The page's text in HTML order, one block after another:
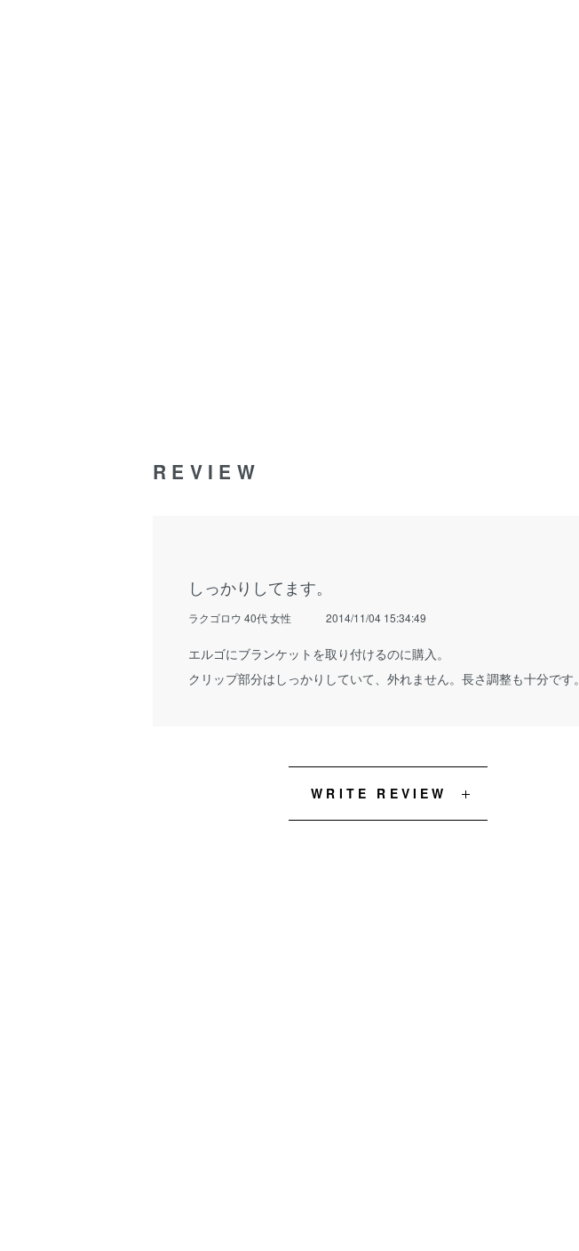
REVIEW
しっかりしてます。
ラクゴロウ 40代 女性 2014/11/04 15:34:49
エルゴにブランケットを取り付けるのに購入。
クリップ部分はしっかりしていて、外れません。長さ調整も十分です。
WRITE REVIEW